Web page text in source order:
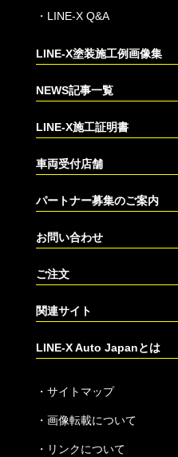
・ LINE-X Q&A
LINE-X塗装施工例画像集
NEWS記事一覧
LINE-X施工証明書
車両受付店舗
パートナー募集のご案内
お問い合わせ
ご注文
関連サイト
LINE-X Auto Japanとは
・ サイトマップ
・ 画像転載について
・ リンクについて